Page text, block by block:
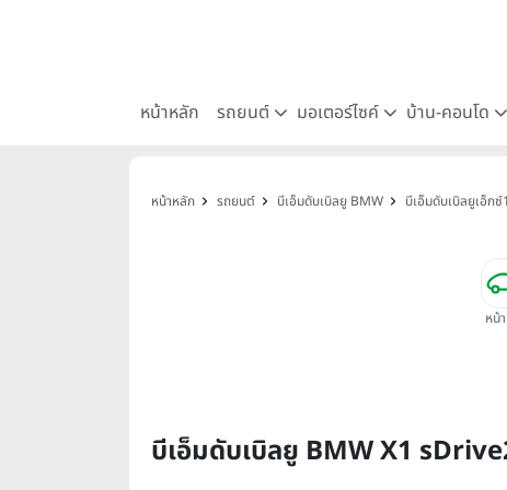
หน้าหลัก รถยนต์ มอเตอร์ไซค์ บ้าน-คอนโด
หน้าหลัก รถยนต์ บีเอ็มดับเบิลยู BMW บีเอ็มดับเบิลยูเอ็ก
หน้
บีเอ็มดับเบิลยู BMW X1